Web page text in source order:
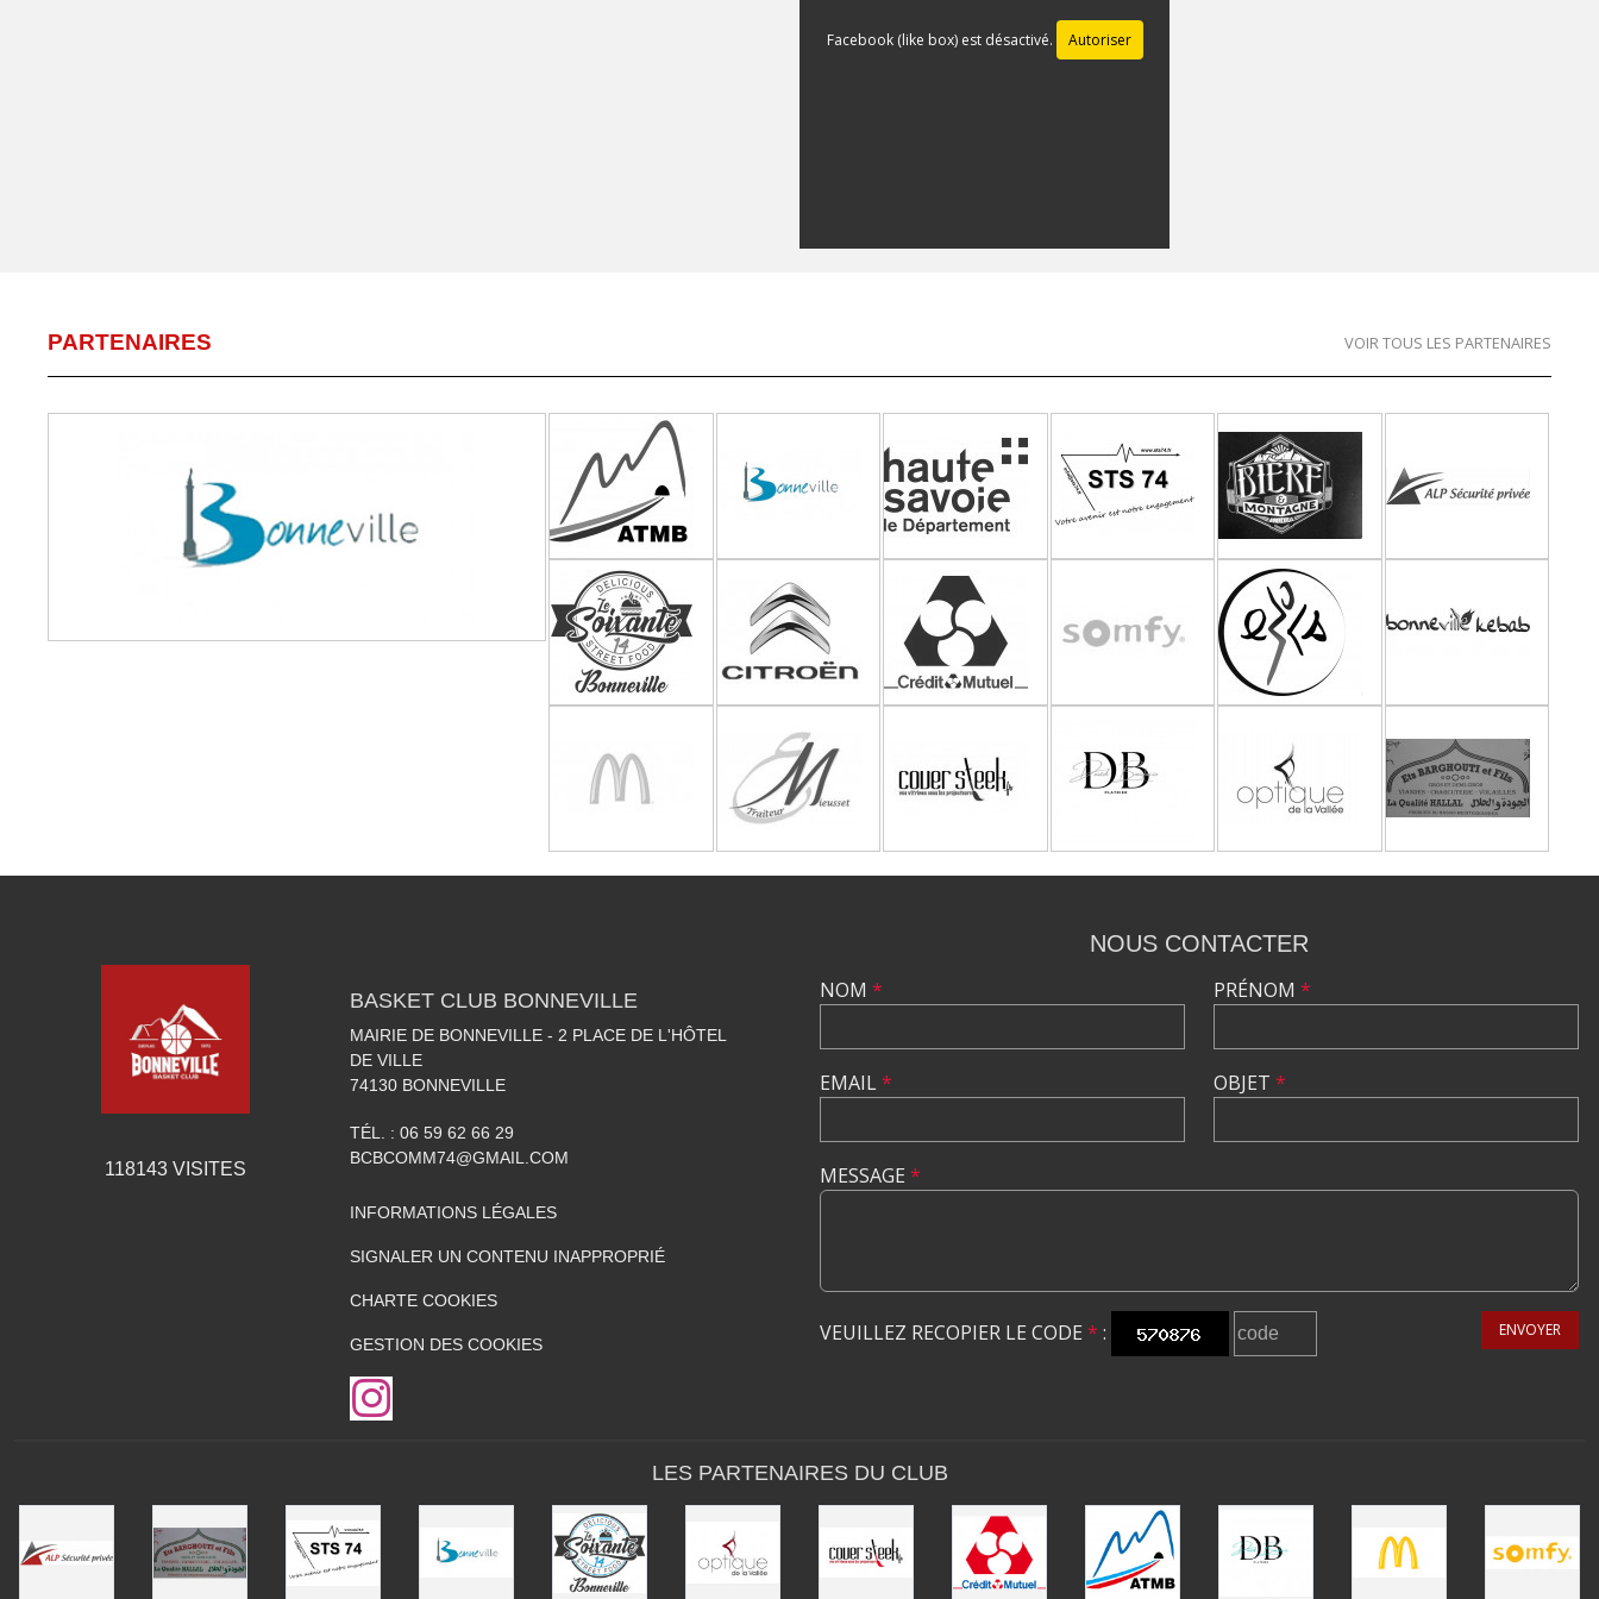
Facebook (like box) est désactivé. Autoriser
PARTENAIRES VOIR TOUS LES PARTENAIRES
118143VISITES
BASKET CLUB BONNEVILLE
MAIRIE DE BONNEVILLE - 2 PLACE DE L'HÔTEL
DE VILLE
74130 BONNEVILLE
TÉL. : 06 59 62 66 29
BCBCOMM74@GMAIL.COM
INFORMATIONS LÉGALES
SIGNALER UN CONTENU INAPPROPRIÉ
CHARTE COOKIES
GESTION DES COOKIES
NOUS CONTACTER
NOM *
EMAIL*
PRÉNOM *
OBJET *
MESSAGE *
VEUILLEZ RECOPIER LE CODE * : ENVOYER
LES PARTENAIRES DU CLUB